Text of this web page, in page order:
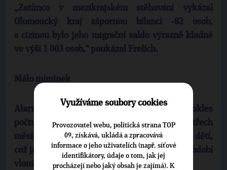
„Zatímco v mezikrajském stěhování vykázal
Olomoucký kraj zápornou bilanci -82 osob,
s cizinou bylo jeho migrační saldo výrazně kladné
ve výši 1 003 osob,“ poukázal Frelich.
Málo miminek
Alarmujícím údajem je podle statistiků pokles
počtu narozených dětí. „Během prvních třech
měsíců letošního roku se v kraji narodilo 1 295 dětí,
což je o 14,5 procenta méně než ve stejném období
vloni,“ zdůraznil Frelich.
Využíváme soubory cookies
Provozovatel webu, politická strana TOP
09, získává, ukládá a zpracovává
informace o jeho uživatelích (např. síťové
identifikátory, údaje o tom, jak jej
procházejí nebo jaký obsah je zajímá). K